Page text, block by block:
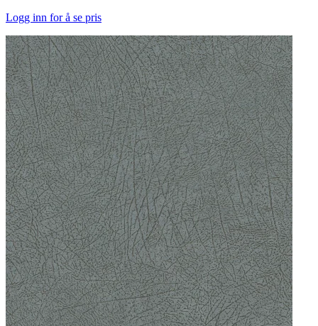
Logg inn for å se pris